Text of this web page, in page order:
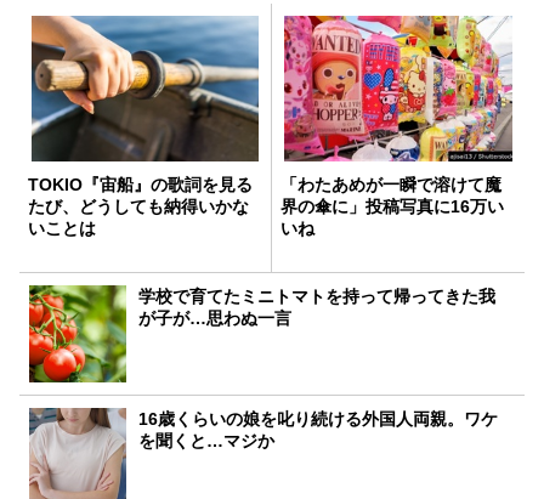
TOKIO『宙船』の歌詞を見る
たび、どうしても納得いかな
いことは
「わたあめが一瞬で溶けて魔
界の傘に」投稿写真に16万い
いね
学校で育てたミニトマトを持って帰ってきた我
が子が…思わぬ一言
16歳くらいの娘を叱り続ける外国人両親。ワケ
を聞くと…マジか